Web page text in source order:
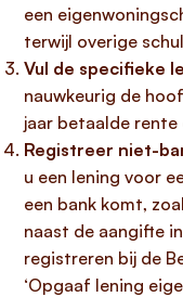
een
terwijl overige
Vul de specifieke
nauwkeurig de
jaar betaalde rente
Registreer niet-
u een lening voor
een bank komt,
naast de aangifte
registreren bij de
‘Opgaaf lening